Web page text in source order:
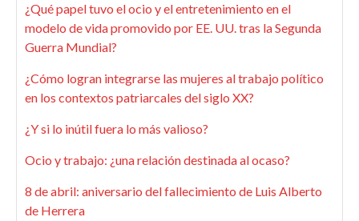
¿Qué papel tuvo el ocio y el entretenimiento en el
modelo de vida promovido por EE. UU. tras la Segunda
Guerra Mundial?
¿Cómo logran integrarse las mujeres al trabajo político
en los contextos patriarcales del siglo XX?
¿Y si lo inútil fuera lo más valioso?
Ocio y trabajo: ¿una relación destinada al ocaso?
8 de abril: aniversario del fallecimiento de Luis Alberto
de Herrera